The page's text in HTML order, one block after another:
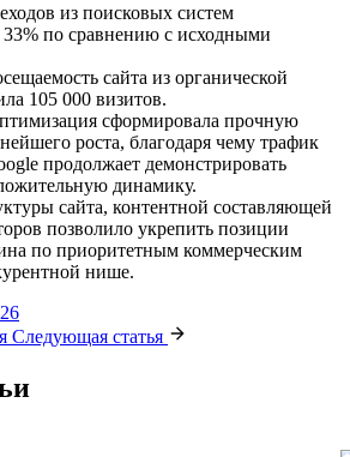
из поисковых систем
33% по сравнению с исходными
сайта из органической
105 000 визитов.
сформировала прочную
роста, благодаря чему трафик
продолжает демонстрировать
динамику.
сайта, контентной составляющей
позволило укрепить позиции
по приоритетным коммерческим
нише.
Следующая статья